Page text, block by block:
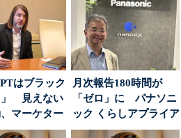
はブラック
」 見えない
マーケター
打ち...
月次報告180時間が
「ゼロ」に パナソニ
ック くらしアプライア
ンス社が挑んだVo...